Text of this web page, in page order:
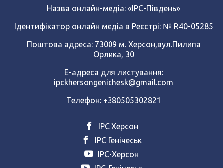
Назва онлайн-медіа: «ІРС-Південь»
Ідентифікатор онлайн медіа в Реєстрі: № R40-05285
Поштова адреса: 73009 м. Херсон,вул.Пилипа
Орлика, 30
Е-адреса для листування:
ipckhersongenichesk@gmail.com
Телефон: +380505302821
ІРС Херсон
ІРС Генічеськ
ІРС-Херсон